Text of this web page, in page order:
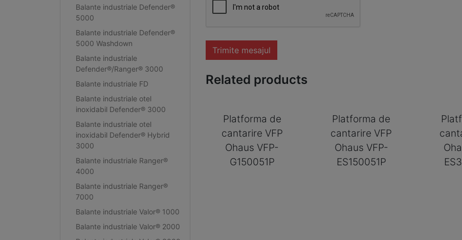
Balante industriale Defender®
5000
Balante industriale Defender®
5000 Washdown
Balante industriale
Defender®/Ranger® 3000
Balante industriale FD
Balante industriale otel
inoxidabil Defender® 3000
Balante industriale otel
inoxidabil Defender® Hybrid
3000
Balante industriale Ranger®
4000
Balante industriale Ranger®
7000
Balante industriale Valor® 1000
Balante industriale Valor® 2000
Trimite mesajul
Related products
Platforma de
cantarire VFP
Ohaus VFP-
G150051P
Platforma de
cantarire VFP
Ohaus VFP-
ES150051P